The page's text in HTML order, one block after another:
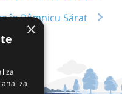
în Râmnicu Sărat
×